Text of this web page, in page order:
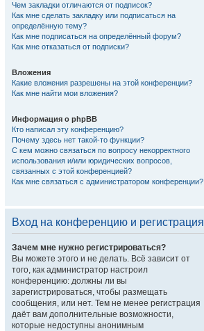
Чем закладки отличаются от подписок?
Как мне сделать закладку или подписаться на
определённую тему?
Как мне подписаться на определённый форум?
Как мне отказаться от подписки?
Вложения
Какие вложения разрешены на этой конференции?
Как мне найти мои вложения?
Информация о phpBB
Кто написал эту конференцию?
Почему здесь нет такой-то функции?
С кем можно связаться по вопросу некорректного
использования и/или юридических вопросов,
связанных с этой конференцией?
Как мне связаться с администратором конференции?
Вход на конференцию и регистрация
Зачем мне нужно регистрироваться?
Вы можете этого и не делать. Всё зависит от
того, как администратор настроил
конференцию: должны ли вы
зарегистрироваться, чтобы размещать
сообщения, или нет. Тем не менее регистрация
даёт вам дополнительные возможности,
которые недоступны анонимным